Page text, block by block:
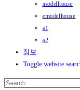
modelhouse
emodelhouse
a1
a2
정보
Toggle website